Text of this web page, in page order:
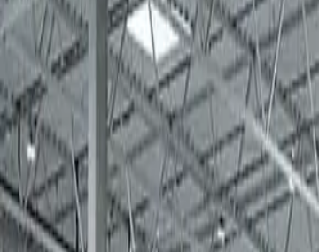
Az oldal betöltése folyamatban